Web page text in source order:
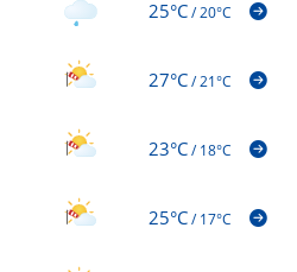
25°C/20°C
27°C/21°C
23°C/18°C
25°C/17°C